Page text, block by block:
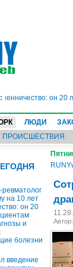
он 20 лет
ЛЮДИ
ПРОИСШЕСТВИЯ
ревматолог
на 10 лет
он 20
и
болезни
введение
Автор: